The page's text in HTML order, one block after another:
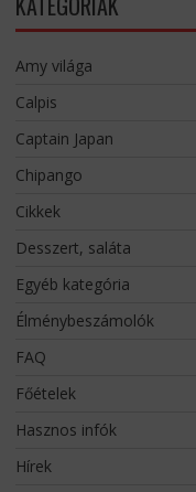
Amy világa
Calpis
Captain Japan
Chipango
Cikkek
Desszert, saláta
Egyéb kategória
Élménybeszámolók
FAQ
Főételek
Hasznos infók
Hírek